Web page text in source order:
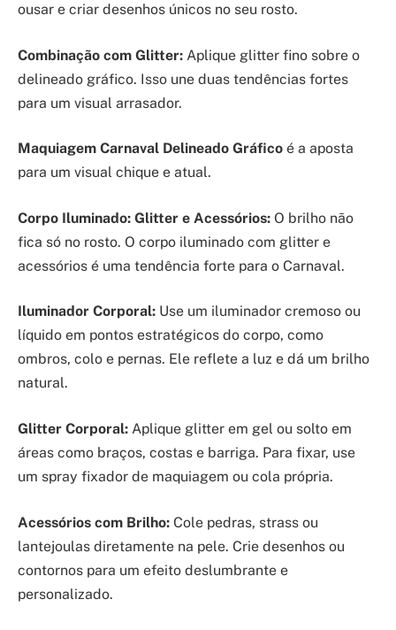
ousar e criar desenhos únicos no seu rosto.
Combinação com Glitter: Aplique glitter fino sobre o
delineado gráfico. Isso une duas tendências fortes
para um visual arrasador.
Maquiagem Carnaval Delineado Gráfico é a aposta
para um visual chique e atual.
Corpo Iluminado: Glitter e Acessórios: O brilho não
fica só no rosto. O corpo iluminado com glitter e
acessórios é uma tendência forte para o Carnaval.
Iluminador Corporal: Use um iluminador cremoso ou
líquido em pontos estratégicos do corpo, como
ombros, colo e pernas. Ele reflete a luz e dá um brilho
natural.
Glitter Corporal: Aplique glitter em gel ou solto em
áreas como braços, costas e barriga. Para fixar, use
um spray fixador de maquiagem ou cola própria.
Acessórios com Brilho: Cole pedras, strass ou
lantejoulas diretamente na pele. Crie desenhos ou
contornos para um efeito deslumbrante e
personalizado.